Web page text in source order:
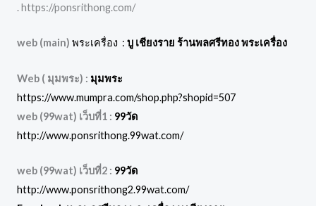
. https://ponsrithong.com/
web (main) พระเครื่อง : บู เชียงราย ร้านพลศรีทอง พระเครื่อง
Web ( มุมพระ) : มุมพระ
https://www.mumpra.com/shop.php?shopid=507
web (99wat) เว็บที่1 : 99วัด
http://www.ponsrithong.99wat.com/
web (99wat) เว็บที่2 : 99วัด
http://www.ponsrithong2.99wat.com/